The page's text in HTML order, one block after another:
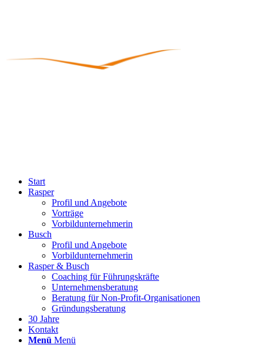
Start
Rasper
Profil und Angebote
Vorträge
Vorbildunternehmerin
Busch
Profil und Angebote
Vorbildunternehmerin
Rasper & Busch
Coaching für Führungskräfte
Unternehmensberatung
Beratung für Non-Profit-Organisationen
Gründungsberatung
30 Jahre
Kontakt
Menü Menü